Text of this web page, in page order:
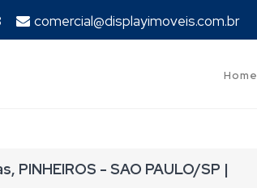
comercial@displayimoveis.com.br
Home
PINHEIROS - SAO PAULO/SP |